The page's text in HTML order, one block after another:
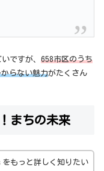
ですが、 658市区のうち
らない魅力がたくさん
まちの未来
をもっと詳しく知りたい